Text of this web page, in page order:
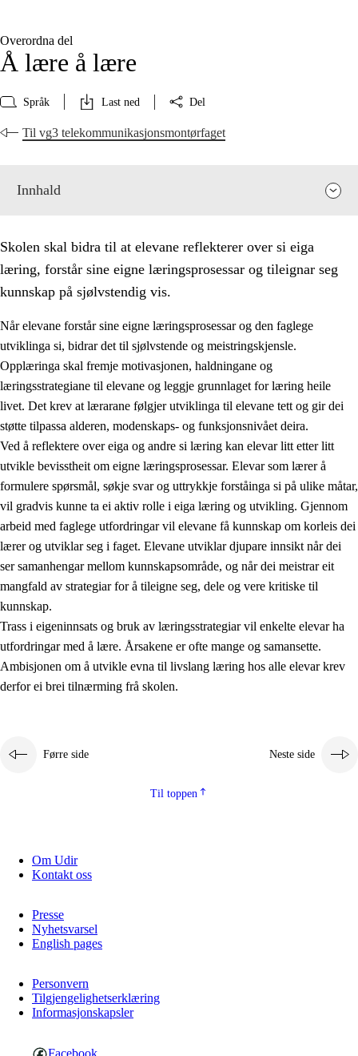
Overordna del
Å lære å lære
Språk Last ned Del
Til vg3 telekommunikasjonsmontørfaget
Innhald
Prinsipp for læring, utvikling og danning
2.1 Sosial læring og utvikling
2.3 Grunnleggjande ferdigheiter
Å lære å lære
Tverrfaglege tema
Skolen skal bidra til at elevane reflekterer over si eiga
læring, forstår sine eigne læringsprosessar og tileignar seg
kunnskap på sjølvstendig vis.
Når elevane forstår sine eigne læringsprosessar og den faglege
utviklinga si, bidrar det til sjølvstende og meistringskjensle.
Opplæringa skal fremje motivasjonen, haldningane og
læringsstrategiane til elevane og leggje grunnlaget for læring heile
livet. Det krev at lærarane følgjer utviklinga til elevane tett og gir dei
støtte tilpassa alderen, modenskaps- og funksjonsnivået deira.
Ved å reflektere over eiga og andre si læring kan elevar litt etter litt
utvikle bevisstheit om eigne læringsprosessar. Elevar som lærer å
formulere spørsmål, søkje svar og uttrykkje forståinga si på ulike måtar,
vil gradvis kunne ta ei aktiv rolle i eiga læring og utvikling. Gjennom
arbeid med faglege utfordringar vil elevane få kunnskap om korleis dei
lærer og utviklar seg i faget. Elevane utviklar djupare innsikt når dei
ser samanhengar mellom kunnskapsområde, og når dei meistrar eit
mangfald av strategiar for å tileigne seg, dele og vere kritiske til
kunnskap.
Trass i eigeninnsats og bruk av læringsstrategiar vil enkelte elevar ha
utfordringar med å lære. Årsakene er ofte mange og samansette.
Ambisjonen om å utvikle evna til livslang læring hos alle elevar krev
derfor ei brei tilnærming frå skolen.
Førre side Neste side
Til toppen
Om Udir
Kontakt oss
Presse
Nyhetsvarsel
English pages
Personvern
Tilgjengelighetserklæring
Informasjonskapsler